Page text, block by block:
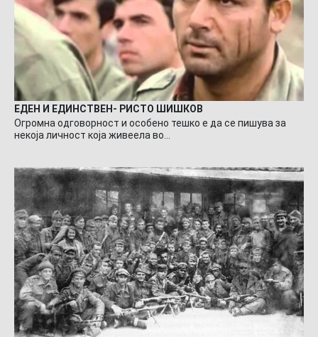
ЕДЕН И ЕДИНСТВЕН- РИСТО ШИШКОВ
Огромна одговорност и особено тешко е да се пишува за
некоја личност која живеела во…